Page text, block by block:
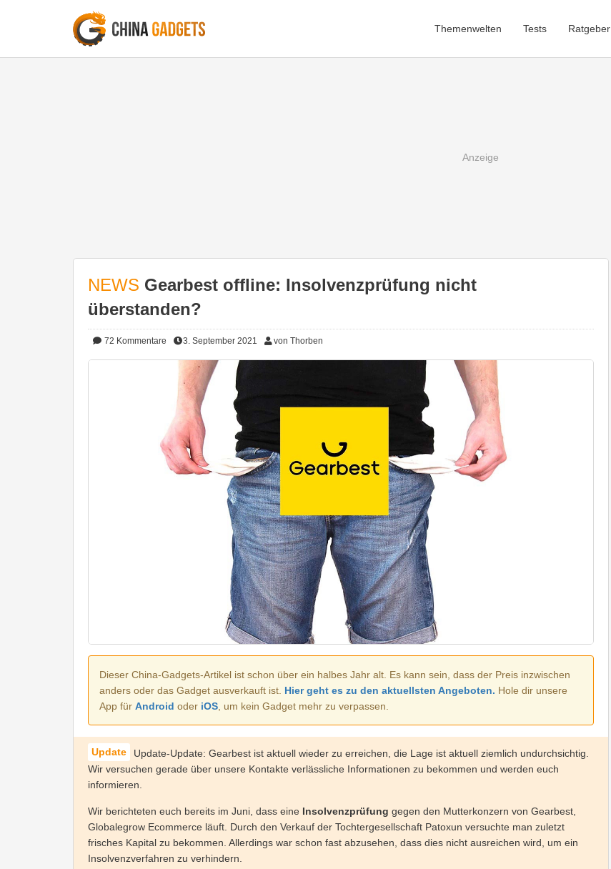
Themenwelten Tests Ratgeber
NEWS Gearbest offline: Insolvenzprüfung nicht
überstanden?
72 Kommentare 3. September 2021 von Thorben
Dieser China-Gadgets-Artikel ist schon über ein halbes Jahr alt. Es kann sein, dass der Preis inzwischen
anders oder das Gadget ausverkauft ist. Hier geht es zu den aktuellsten Angeboten. Hole dir unsere
App für Android oder iOS , um kein Gadget mehr zu verpassen.
Update-Update: Gearbest ist aktuell wieder zu erreichen, die Lage ist aktuell ziemlich undurchsichtig.
Wir versuchen gerade über unsere Kontakte verlässliche Informationen zu bekommen und werden euch
informieren.
Wir berichteten euch bereits im Juni, dass eine Insolvenzprüfung gegen den Mutterkonzern von Gearbest,
Globalegrow Ecommerce läuft. Durch den Verkauf der Tochtergesellschaft Patoxun versuchte man zuletzt
frisches Kapital zu bekommen. Allerdings war schon fast abzusehen, dass dies nicht ausreichen wird, um ein
Insolvenzverfahren zu verhindern.